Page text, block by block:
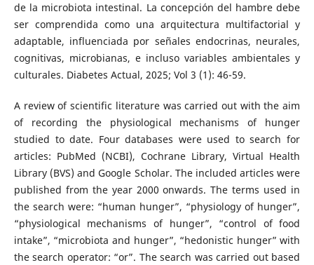
de la microbiota intestinal. La concepción del hambre debe
ser comprendida como una arquitectura multifactorial y
adaptable, influenciada por señales endocrinas, neurales,
cognitivas, microbianas, e incluso variables ambientales y
culturales. Diabetes Actual, 2025; Vol 3 (1): 46-59.
A review of scientific literature was carried out with the aim
of recording the physiological mechanisms of hunger
studied to date. Four databases were used to search for
articles: PubMed (NCBI), Cochrane Library, Virtual Health
Library (BVS) and Google Scholar. The included articles were
published from the year 2000 onwards. The terms used in
the search were: “human hunger”, “physiology of hunger”,
“physiological mechanisms of hunger”, “control of food
intake”, “microbiota and hunger”, “hedonistic hunger” with
the search operator: “or”. The search was carried out based